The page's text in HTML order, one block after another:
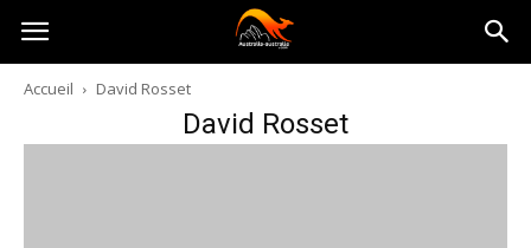
Australia-
australie.com
Accueil David Rosset
David Rosset